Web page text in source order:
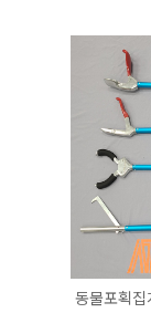
동물포획